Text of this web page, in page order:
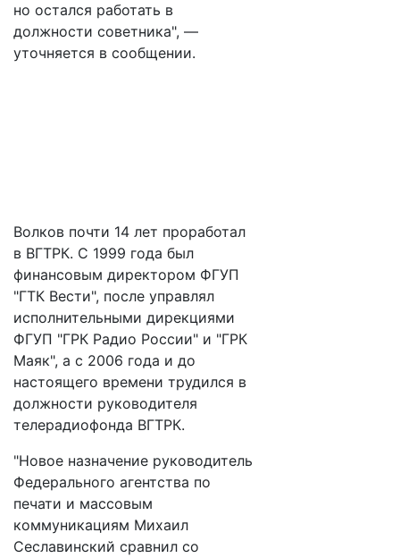
но остался работать в
должности советника", —
уточняется в сообщении.
Волков почти 14 лет проработал
в ВГТРК. С 1999 года был
финансовым директором ФГУП
"ГТК Вести", после управлял
исполнительными дирекциями
ФГУП "ГРК Радио России" и "ГРК
Маяк", а с 2006 года и до
настоящего времени трудился в
должности руководителя
телерадиофонда ВГТРК.
"Новое назначение руководитель
Федерального агентства по
печати и массовым
коммуникациям Михаил
Сеславинский сравнил со